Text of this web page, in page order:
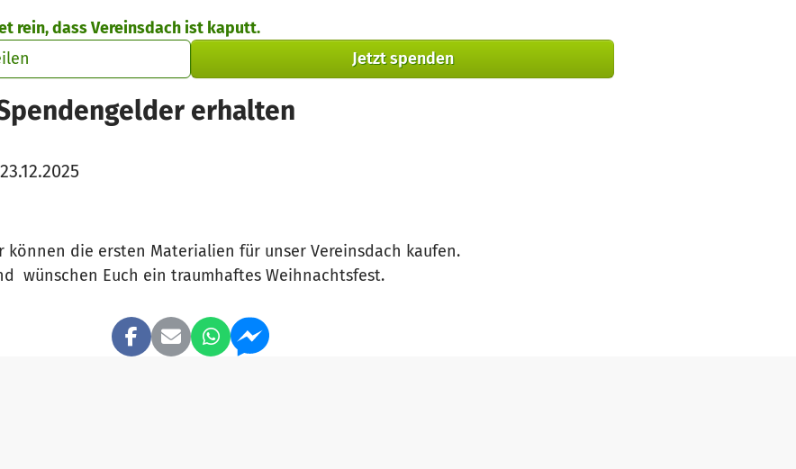
rein, dass Vereinsdach ist kaputt.
Jetzt spenden
erhalten
können die ersten Materialien für unser Vereinsdach kaufen.
wünschen Euch ein traumhaftes Weihnachtsfest.